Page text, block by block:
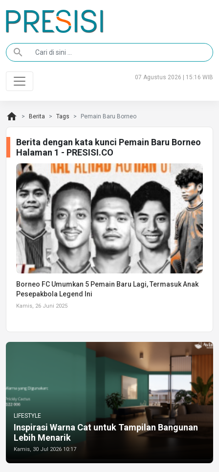
search
07 Agustus 2026 | 15:16 WIB
home Berita Tags Pemain Baru Borneo
Berita dengan kata kunci Pemain Baru Borneo
Halaman 1 - PRESISI.CO
Borneo FC Umumkan 5 Pemain Baru Lagi, Termasuk Anak
Pesepakbola Legend Ini
Kamis, 26 Juni 2025
LIFESTYLE
Inspirasi Warna Cat untuk Tampilan Bangunan
Lebih Menarik
Kamis, 30 Jul 2026 10:17